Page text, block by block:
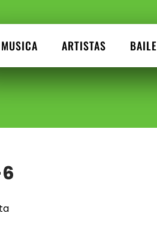
MUSICA ARTISTAS BAILE